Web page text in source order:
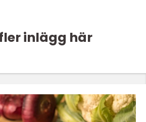
inlägg här